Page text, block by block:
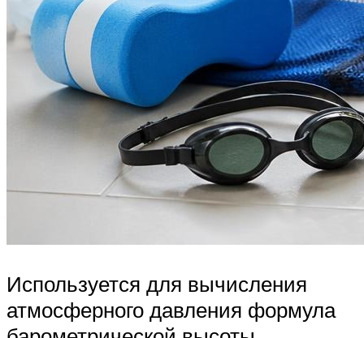
Используется для вычисления
атмосферного давления формула